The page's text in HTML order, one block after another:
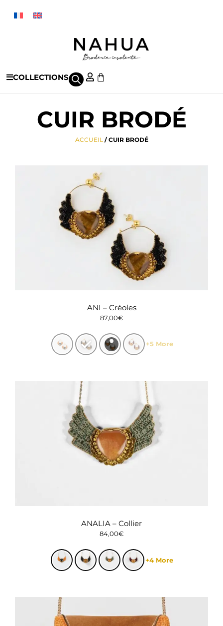
COLLECTIONS
CUIR BRODÉ
ACCUEIL / CUIR BRODÉ
ANI – Créoles
87,00€
+5 More
ANALIA – Collier
84,00€
+4 More